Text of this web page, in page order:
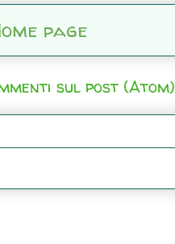
page
sul post (Atom)